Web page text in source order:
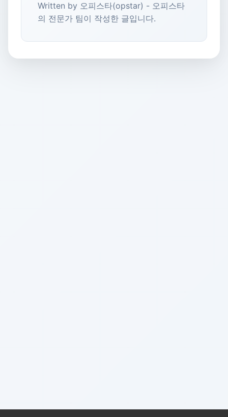
Written by 오피스타(opstar) - 오피스타
의 전문가 팀이 작성한 글입니다.